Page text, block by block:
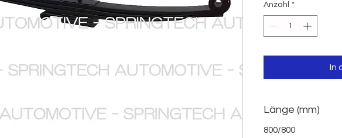
Anzahl *
In
Länge (mm)
800/800